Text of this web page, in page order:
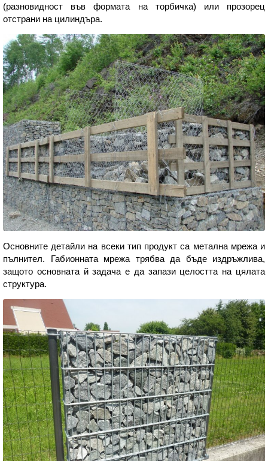
(разновидност във формата на торбичка) или прозорец
отстрани на цилиндъра.
Основните детайли на всеки тип продукт са метална мрежа и
пълнител. Габионната мрежа трябва да бъде издръжлива,
защото основната й задача е да запази целостта на цялата
структура.